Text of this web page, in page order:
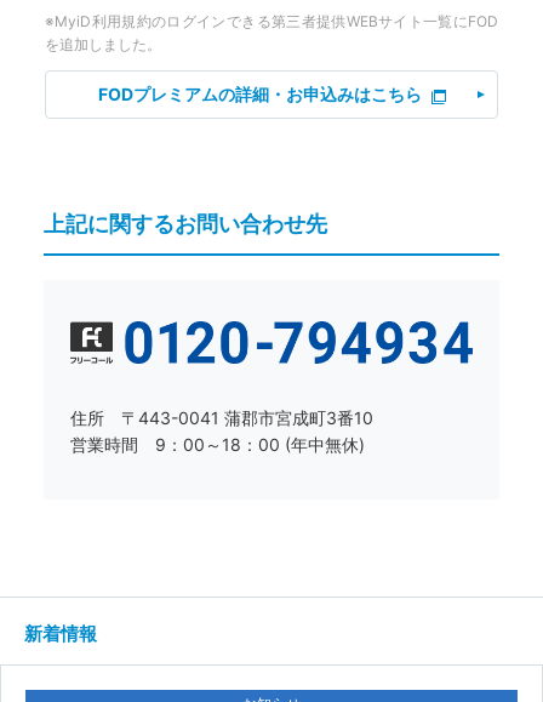
※MyiD利用規約のログインできる第三者提供WEBサイト一覧にFOD
を追加しました。
FODプレミアムの詳細・お申込みはこちら
上記に関するお問い合わせ先
住所 〒443-0041 蒲郡市宮成町3番10
営業時間 9：00～18：00 (年中無休)
新着情報